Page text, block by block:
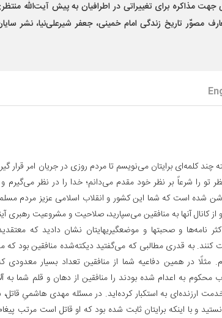
جهت مذاکره برای تغییراتی در اطرافیان به پیش آیت‌الله
مصوّر تاریخ زندگی امام خمینی، جعفر شیرعلی‌نیا، نشر
کلمه‌ای برایتان می‌نویسم تا مردم روزی در جریان امر قرار
تو را شرعاً بر نظر خود مقدم می‌دانم؛ خدا را در نظر می‌گیرم
شده است که شما این کشور و انقلاب اسلامی عزیز مردم
کانال آنها به منافقین می‌سپارید، صلاحیت و مشروعیت رهبری
نامه‌ها و صحبتها و موضعگیریهایتان نشان دادید که معتقدید
کنند. به قدری مطالبی که می‌گفتید دیکته‌شده منافقین بود که
مثلًا در همین دفاعیه شما از منافقین تعداد بسیار
محکوم به اعدام شده بودند را منافقین از دهان و قلم شما به
ارزنده‌ای به استکبار کرده‌اید. در مسئله مهدی هاشمیِ قاتل،
و با اینکه برایتان ثابت شده بود که او قاتل است مرتب